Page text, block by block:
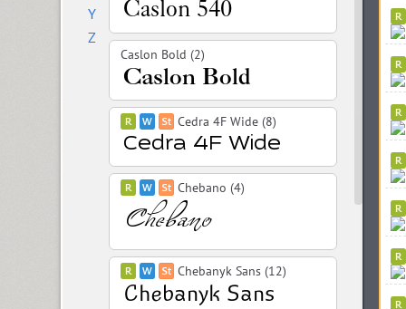
Y
Z
Caslon Bold (2)
Cedra 4F Wide (8)
Chebano (4)
Chebanyk Sans (12)